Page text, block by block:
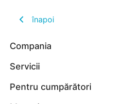
înapoi
Compania
Servicii
Pentru cumpărători